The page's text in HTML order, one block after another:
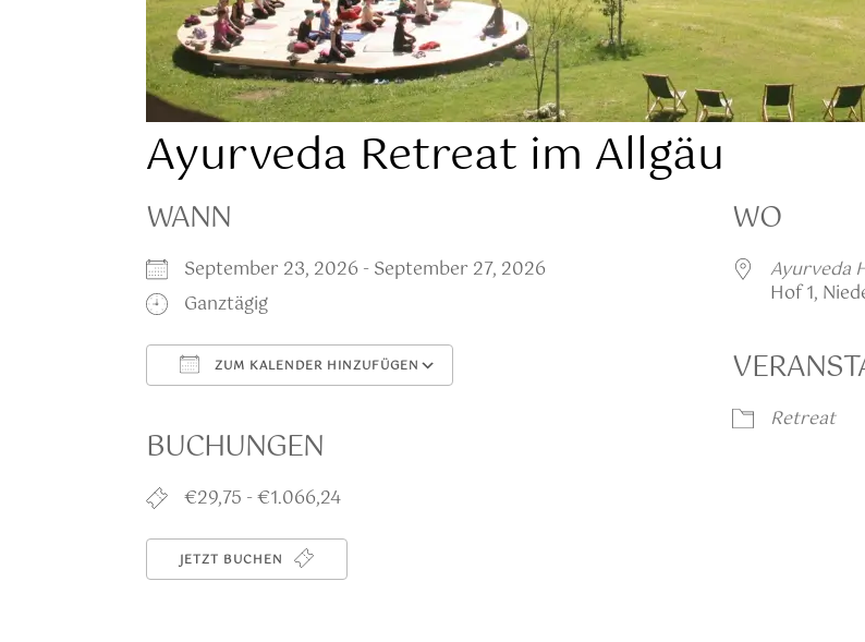
Ayurveda Retreat im Allgäu
WANN
September 23, 2026 - September 27, 2026
Ganztägig
ZUM KALENDER HINZUFÜGEN
iCalendar
BUCHUNGEN
€29,75 - €1.066,24
JETZT BUCHEN
WO
Ayurveda
Hof 1,
Retreat